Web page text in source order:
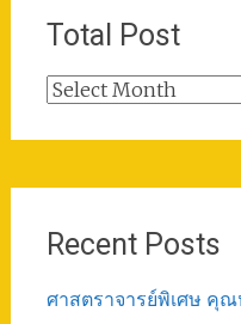
Total Post
Total
Recent Posts
ศาสตราจารย์พิเศษ คุ